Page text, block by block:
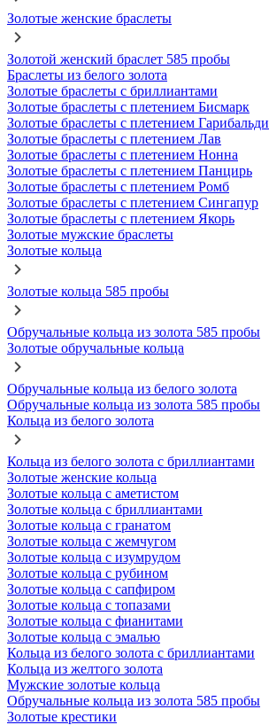
Золотые женские браслеты
Золотой женский браслет 585 пробы
Браслеты из белого золота
Золотые браслеты с бриллиантами
Золотые браслеты с плетением Бисмарк
Золотые браслеты с плетением Гарибальди
Золотые браслеты с плетением Лав
Золотые браслеты с плетением Нонна
Золотые браслеты с плетением Панцирь
Золотые браслеты с плетением Ромб
Золотые браслеты с плетением Сингапур
Золотые браслеты с плетением Якорь
Золотые мужские браслеты
Золотые кольца
Золотые кольца 585 пробы
Обручальные кольца из золота 585 пробы
Золотые обручальные кольца
Обручальные кольца из белого золота
Обручальные кольца из золота 585 пробы
Кольца из белого золота
Кольца из белого золота с бриллиантами
Золотые женские кольца
Золотые кольца с аметистом
Золотые кольца с бриллиантами
Золотые кольца с гранатом
Золотые кольца с жемчугом
Золотые кольца с изумрудом
Золотые кольца с рубином
Золотые кольца с сапфиром
Золотые кольца с топазами
Золотые кольца с фианитами
Золотые кольца с эмалью
Кольца из белого золота с бриллиантами
Кольца из желтого золота
Мужские золотые кольца
Обручальные кольца из золота 585 пробы
Золотые крестики